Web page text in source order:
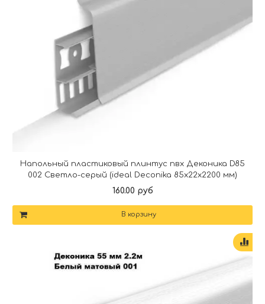
Напольный пластиковый плинтус пвх Деконика D85
002 Светло-серый (ideal Deconika 85х22х2200 мм)
160.00 руб
В корзину